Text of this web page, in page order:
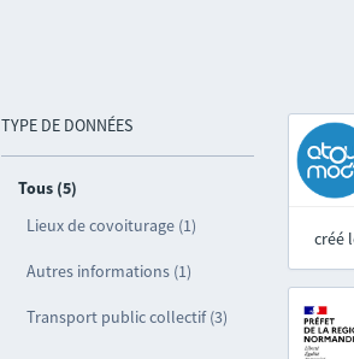
TYPE DE DONNÉES
Tous (5)
Lieux de covoiturage (1)
Autres informations (1)
Transport public collectif (3)
créé